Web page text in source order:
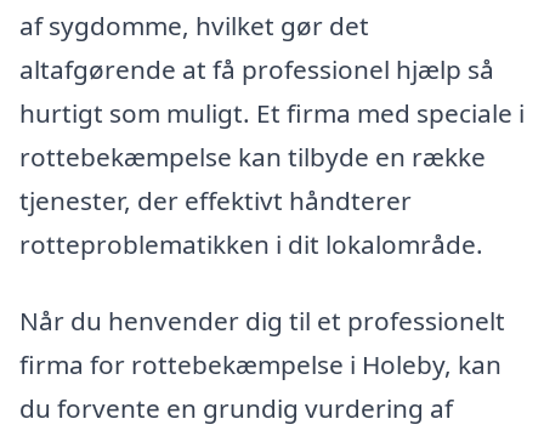
af sygdomme, hvilket gør det
altafgørende at få professionel hjælp så
hurtigt som muligt. Et firma med speciale i
rottebekæmpelse kan tilbyde en række
tjenester, der effektivt håndterer
rotteproblematikken i dit lokalområde.
Når du henvender dig til et professionelt
firma for rottebekæmpelse i Holeby, kan
du forvente en grundig vurdering af